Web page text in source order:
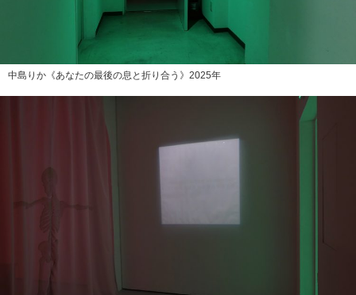
中島りか《あなたの最後の息と折り合う》2025年